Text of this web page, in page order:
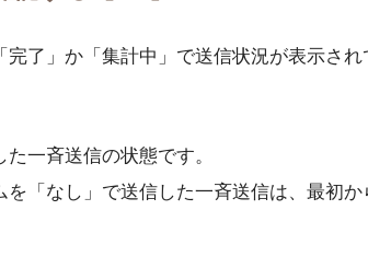
完了」か「集計中」で送信状況が表示され
一斉送信の状態です。
を「なし」で送信した一斉送信は、最初か